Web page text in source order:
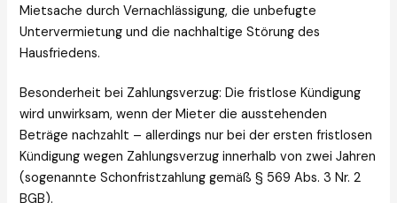
Mietsache durch Vernachlässigung, die unbefugte
Untervermietung und die nachhaltige Störung des
Hausfriedens.
Besonderheit bei Zahlungsverzug: Die fristlose Kündigung
wird unwirksam, wenn der Mieter die ausstehenden
Beträge nachzahlt – allerdings nur bei der ersten fristlosen
Kündigung wegen Zahlungsverzug innerhalb von zwei Jahren
(sogenannte Schonfristzahlung gemäß § 569 Abs. 3 Nr. 2
BGB).